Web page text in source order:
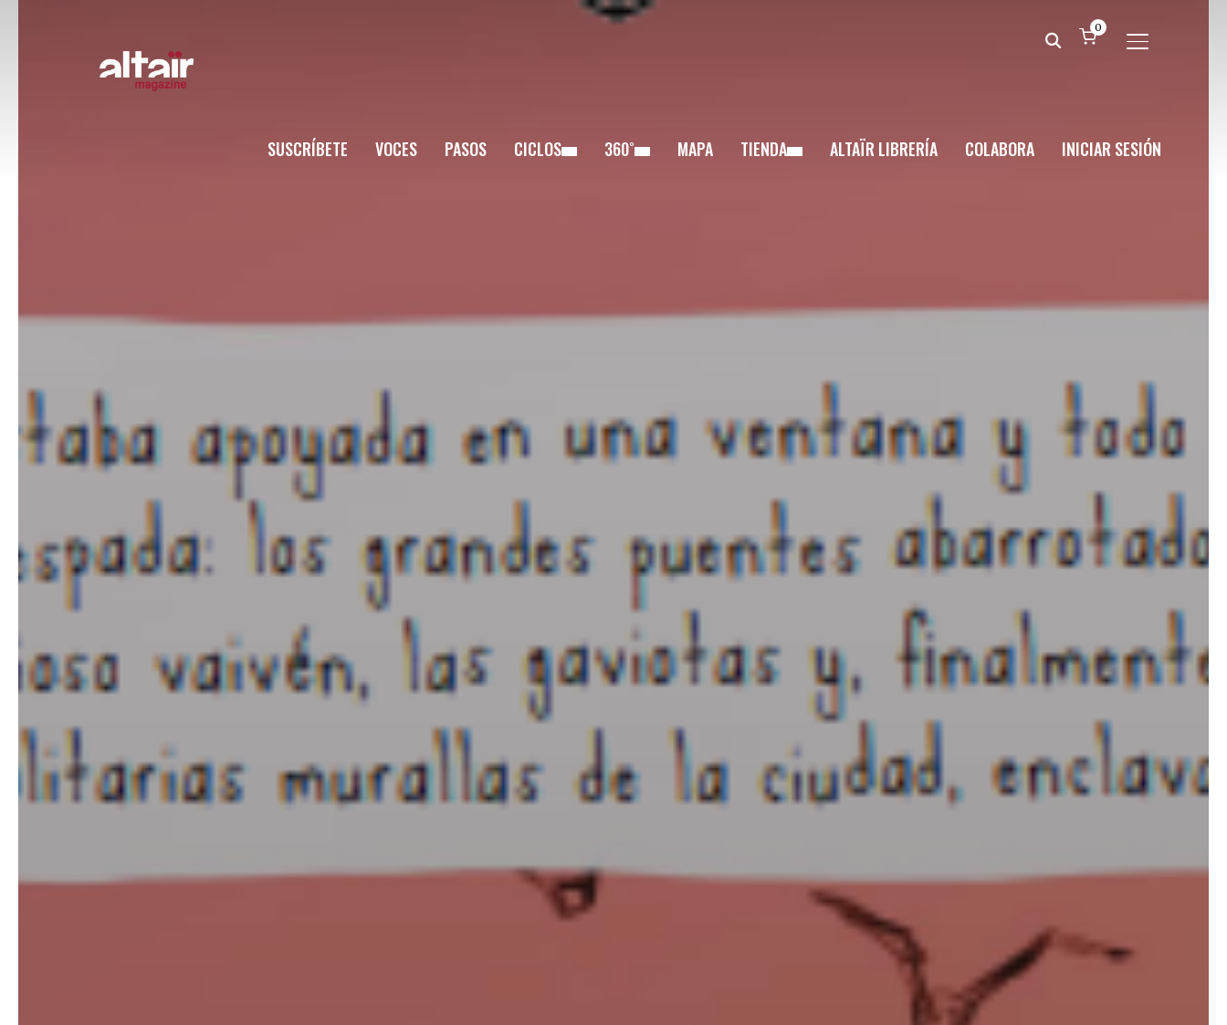
ALTERNAR
0
SUSCRÍBETE VOCES PASOS CICLOS 360˚ MAPA TIENDA ALTAÏR LIBRERÍA COLABORA INICIAR SESIÓN